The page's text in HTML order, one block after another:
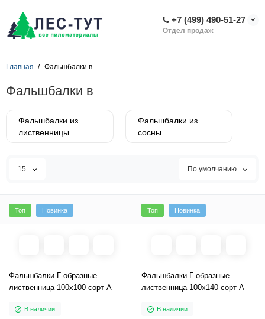
+7 (499) 490-51-27
Отдел продаж
Главная Фальшбалки в
Фальшбалки в
Фальшбалки из
лиственницы
Фальшбалки из
сосны
15 По умолчанию
Топ Новинка
Фальшбалки Г-образные
лиственница 100х100 сорт А
В наличии
Топ Новинка
Фальшбалки Г-образные
лиственница 100х140 сорт А
В наличии